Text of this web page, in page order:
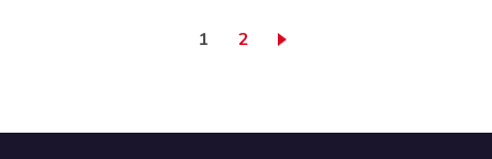
Página actual
1 Page
2